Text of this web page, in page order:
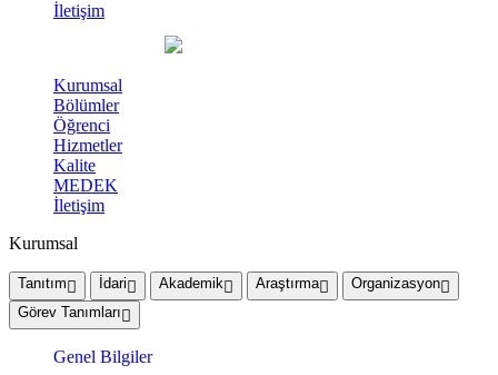
İletişim
Kurumsal
Bölümler
Öğrenci
Hizmetler
Kalite
MEDEK
İletişim
Kurumsal
Tanıtım İdari Akademik Araştırma
Organizasyon
Görev Tanımları
Genel Bilgiler